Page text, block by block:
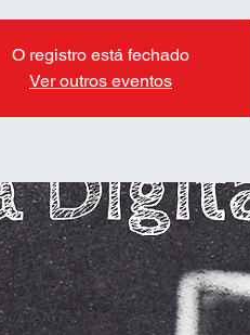
O registro está fechado
Ver outros eventos